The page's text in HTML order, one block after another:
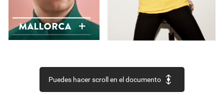
MALLORCA
Puedes hacer scroll en el documento